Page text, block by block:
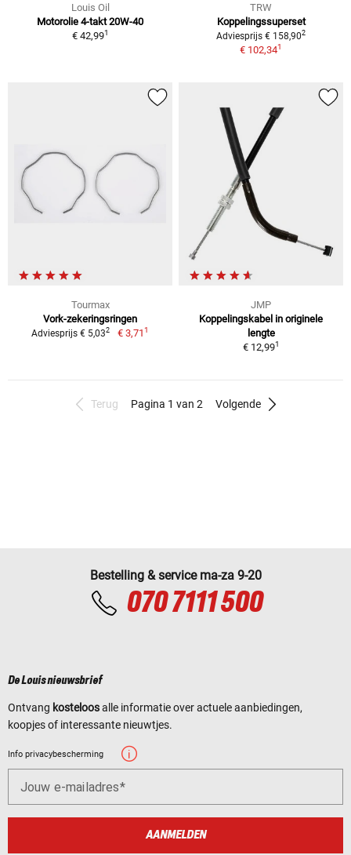
Louis Oil
Motorolie 4-takt 20W-40
€ 42,991
TRW
Koppelingssuperset
Adviesprijs € 158,902
€ 102,341
Tourmax
Vork-zekeringsringen
Adviesprijs € 5,032 € 3,711
JMP
Koppelingskabel in originele
lengte
€ 12,991
Terug Pagina 1 van 2 Volgende
Bestelling & service ma-za 9-20
070 7111 500
De Louis nieuwsbrief
Ontvang kosteloosalle informatie over actuele aanbiedingen,
koopjes of interessante nieuwtjes.
Info privacybescherming
Jouw e-mailadres
AANMELDEN